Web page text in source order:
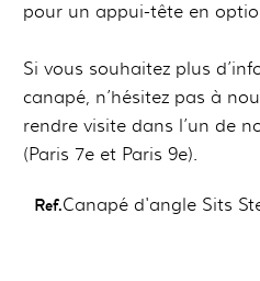
pour un appui-tête en
Si vous souhaitez plus
canapé, n’hésitez pas à
rendre visite dans l’un de
(Paris 7e et Paris 9e).
Ref.Canapé d'angle Sits